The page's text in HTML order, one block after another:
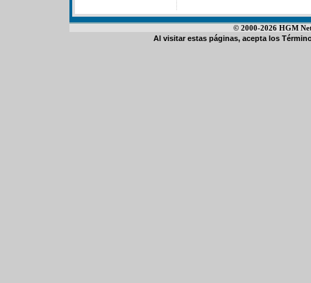
© 2000-2026 HGM
Al visitar estas páginas, acepta los